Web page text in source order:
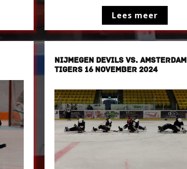
Lees meer
NIJMEGEN DEVILS VS. AMSTERDAM
TIGERS 16 NOVEMBER 2024